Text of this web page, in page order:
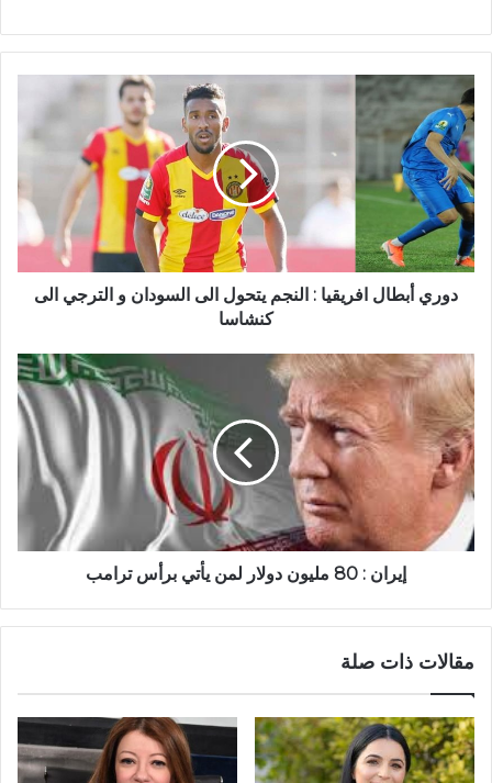
دوري أبطال افريقيا : النجم يتحول الى السودان و الترجي الى
كنشاسا
إيران : 80 مليون دولار لمن يأتي برأس ترامب
مقالات ذات صلة